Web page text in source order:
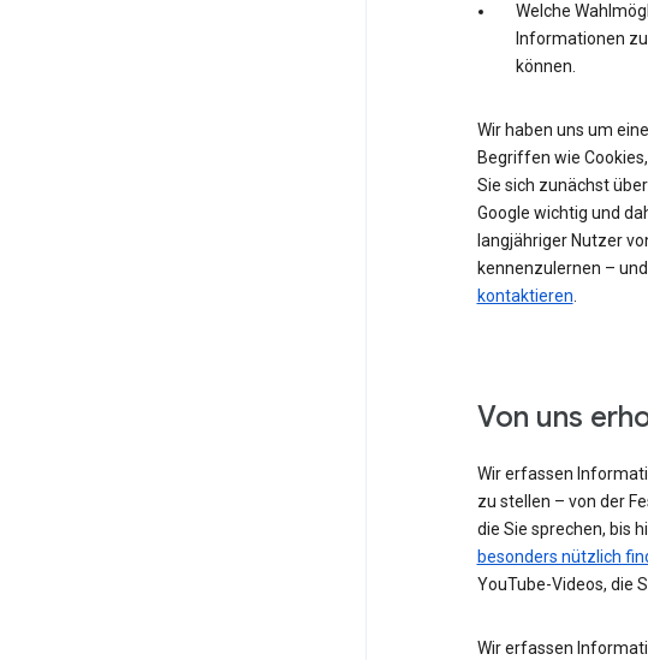
Welche
Informationen
können.
Wir haben uns um
Begriffen wie
Sie sich zunächst
Google wichtig und
langjähriger Nutzer
kennenzulernen –
kontaktieren.
Von uns
Wir erfassen
zu stellen – von der
die Sie sprechen, bis
besonders nützlich
YouTube-Videos, die
Wir erfassen